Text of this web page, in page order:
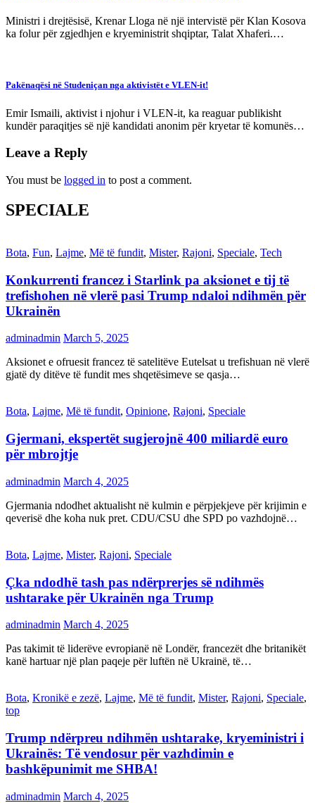
Ministri i drejtësisë, Krenar Lloga në një intervistë për Klan Kosova
ka folur për zgjedhjen e kryeministrit shqiptar, Talat Xhaferi.…
Pakënaqësi në Studeniçan nga aktivistët e VLEN-it!
Emir Ismaili, aktivist i njohur i VLEN-it, ka reaguar publikisht
kundër paraqitjes së një kandidati anonim për kryetar të komunës…
Leave a Reply
You must be logged in to post a comment.
SPECIALE
Bota, Fun, Lajme, Më të fundit, Mister, Rajoni, Speciale, Tech
Konkurrenti francez i Starlink pa aksionet e tij të
trefishohen në vlerë pasi Trump ndaloi ndihmën për
Ukrainën
adminadmin March 5, 2025
Aksionet e ofruesit francez të satelitëve Eutelsat u trefishuan në vlerë
gjatë dy ditëve të fundit mes shqetësimeve se qasja…
Bota, Lajme, Më të fundit, Opinione, Rajoni, Speciale
Gjermani, ekspertët sugjerojnë 400 miliardë euro
për mbrojtje
adminadmin March 4, 2025
Gjermania ndodhet aktualisht në kulmin e përpjekjeve për krijimin e
qeverisë dhe koha nuk pret. CDU/CSU dhe SPD po vazhdojnë…
Bota, Lajme, Mister, Rajoni, Speciale
Çka ndodhë tash pas ndërprerjes së ndihmës
ushtarake për Ukrainën nga Trump
adminadmin March 4, 2025
Pas takimit të liderëve evropianë në Londër, francezët dhe britanikët
kanë hartuar një plan paqeje për luftën në Ukrainë, të…
Bota, Kronikë e zezë, Lajme, Më të fundit, Mister, Rajoni, Speciale,
top
Trump ndërpreu ndihmën ushtarake, kryeministri i
Ukrainës: Të vendosur për vazhdimin e
bashkëpunimit me SHBA!
adminadmin March 4, 2025